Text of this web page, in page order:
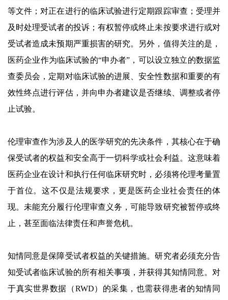
等文件；对正在进行的临床试验进行定期跟踪审查；受理并
及时处理受试者的投诉；有权暂停或终止未按要求进行或对
受试者造成未预期严重损害的研究。另外，值得关注的是，
医药企业作为临床试验的“申办者”，可以设立独立的数据监
查委员会，定期对临床试验的进展、安全性数据和重要的有
效性终点进行评估，并向申办者建议是否继续、调整或者停
止试验。
伦理审查作为涉及人的医学研究的先决条件，其核心在于确
保受试者的权益和安全高于一切科学或社会利益。这意味着
医药企业在设计和执行任何临床研究时，必须将伦理考量置
于首位。这不仅是法规要求，更是医药企业社会责任的体
现。未能充分履行伦理审查义务，可能导致研究被暂停或终
止，甚至面临法律责任和声誉危机。
知情同意是保障受试者权益的关键措施。研究者必须充分告
知受试者临床试验的所有相关事项，并获得其知情同意。对
于真实世界数据（RWD）的采集，也需获得患者的知情同